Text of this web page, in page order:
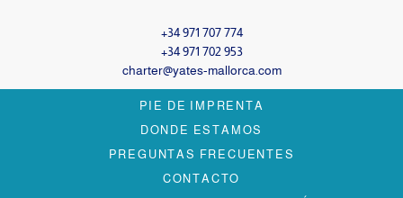
+34 971 707 774
+34 971 702 953
charter@yates-mallorca.com
PIE DE IMPRENTA
DONDE ESTAMOS
PREGUNTAS FRECUENTES
CONTACTO